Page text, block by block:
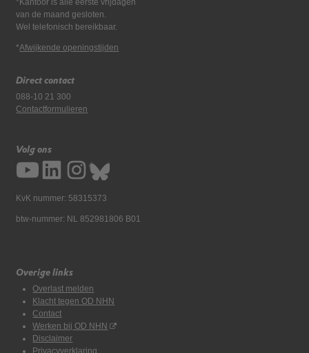
*Kantoor is alle eerste vrijdagen
van de maand gesloten.
Wel telefonisch bereikbaar.
*Afwijkende openingstijden
Direct contact
088-10 21 300
Contactformulieren
Volg ons
KvK nummer: 58315373
btw-nummer: NL 852981806 B01
Overige links
Overlast melden
Klacht tegen OD NHN
Contact
Werken bij OD NHN
Disclaimer
Privacyverklaring